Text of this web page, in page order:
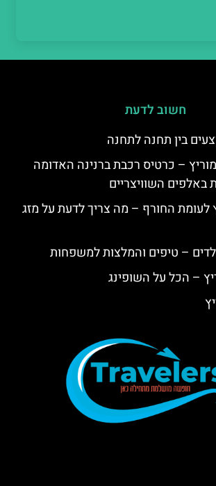
חשוב לדעת
בין תחנה לתחנה
– כרטיס רכבת ברנינה האדומה
באלפים השוויצריים
לעומת החורף – מה צריך לדעת על מזג
– טיפים והמלצות למשפחות
– הכל על השופינג